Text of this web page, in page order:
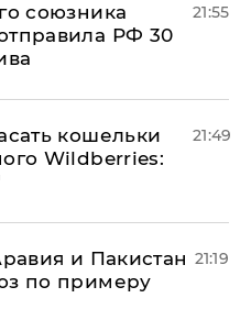
союзника
РФ 30
21:55
кошельки
Wildberries:
21:49
и Пакистан
по примеру
21:19